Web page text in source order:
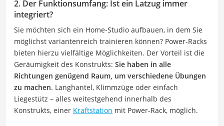
2. Der Funktionsumfang: Ist ein Latzug immer
integriert?
Sie möchten sich ein Home-Studio aufbauen, in dem Sie
möglichst variantenreich trainieren können? Power-Racks
bieten hierzu vielfältige Möglichkeiten. Der Vorteil ist die
Geräumigkeit des Konstrukts: Sie haben in alle
Richtungen genügend Raum, um verschiedene Übungen
zu machen. Langhantel, Klimmzüge oder einfach
Liegestütz – alles weitestgehend innerhalb des
Konstrukts, einer Kraftstation mit Power-Rack, möglich.